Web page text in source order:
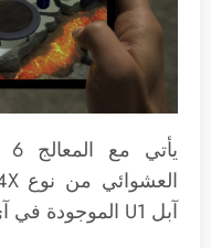
آبل U1 الموجودة في آي-فون 11 و 11 برو.